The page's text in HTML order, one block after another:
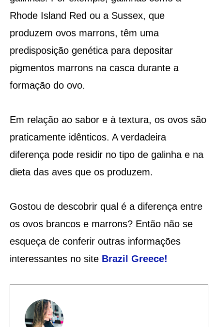
Rhode Island Red ou a Sussex, que
produzem ovos marrons, têm uma
predisposição genética para depositar
pigmentos marrons na casca durante a
formação do ovo.
Em relação ao sabor e à textura, os ovos são
praticamente idênticos. A verdadeira
diferença pode residir no tipo de galinha e na
dieta das aves que os produzem.
Gostou de descobrir qual é a diferença entre
os ovos brancos e marrons? Então não se
esqueça de conferir outras informações
interessantes no site Brazil Greece!